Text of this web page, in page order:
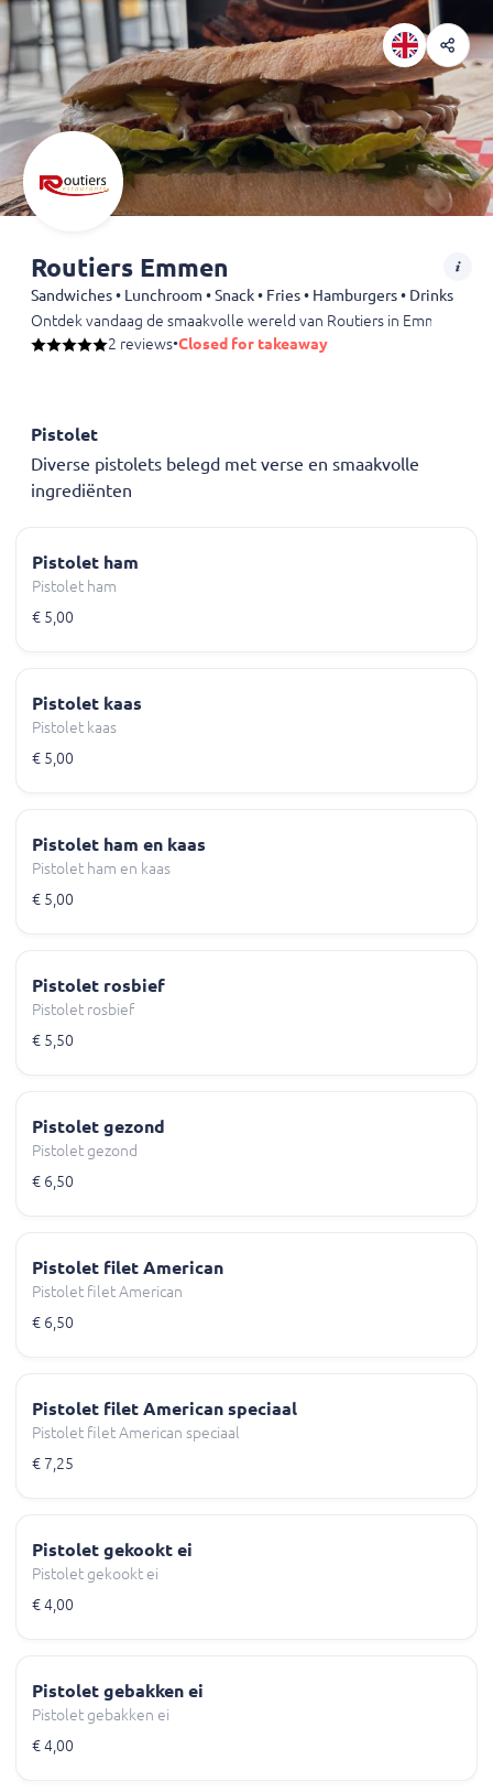
Routiers Emmen
Sandwiches • Lunchroom • Snack • Fries • Hamburgers • Drinks
Ontdek vandaag de smaakvolle wereld van Routiers in Emmen!
2 reviews•Closed for takeaway
Pistolet
Diverse pistolets belegd met verse en smaakvolle
ingrediënten
Pistolet ham
Pistolet ham
€ 5,00
Pistolet kaas
Pistolet kaas
€ 5,00
Pistolet ham en kaas
Pistolet ham en kaas
€ 5,00
Pistolet rosbief
Pistolet rosbief
€ 5,50
Pistolet gezond
Pistolet gezond
€ 6,50
Pistolet filet American
Pistolet filet American
€ 6,50
Pistolet filet American speciaal
Pistolet filet American speciaal
€ 7,25
Pistolet gekookt ei
Pistolet gekookt ei
€ 4,00
Pistolet gebakken ei
Pistolet gebakken ei
€ 4,00